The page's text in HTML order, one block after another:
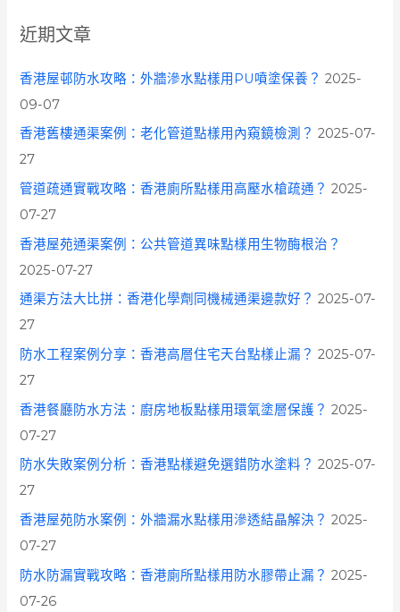
h
f
o
近期文章
香港屋邨防水攻略：外牆滲水點樣用PU噴塗保養？ 2025-
09-07
香港舊樓通渠案例：老化管道點樣用內窺鏡檢測？ 2025-07-
27
管道疏通實戰攻略：香港廁所點樣用高壓水槍疏通？ 2025-
07-27
香港屋苑通渠案例：公共管道異味點樣用生物酶根治？
2025-07-27
通渠方法大比拼：香港化學劑同機械通渠邊款好？ 2025-07-
27
防水工程案例分享：香港高層住宅天台點樣止漏？ 2025-07-
27
香港餐廳防水方法：廚房地板點樣用環氧塗層保護？ 2025-
07-27
防水失敗案例分析：香港點樣避免選錯防水塗料？ 2025-07-
27
香港屋苑防水案例：外牆漏水點樣用滲透結晶解決？ 2025-
07-27
防水防漏實戰攻略：香港廁所點樣用防水膠帶止漏？ 2025-
07-26